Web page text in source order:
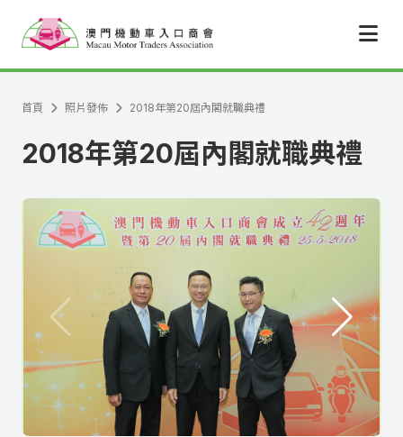
首頁 照片發佈 2018年第20屆內閣就職典禮
2018年第20屆內閣就職典禮